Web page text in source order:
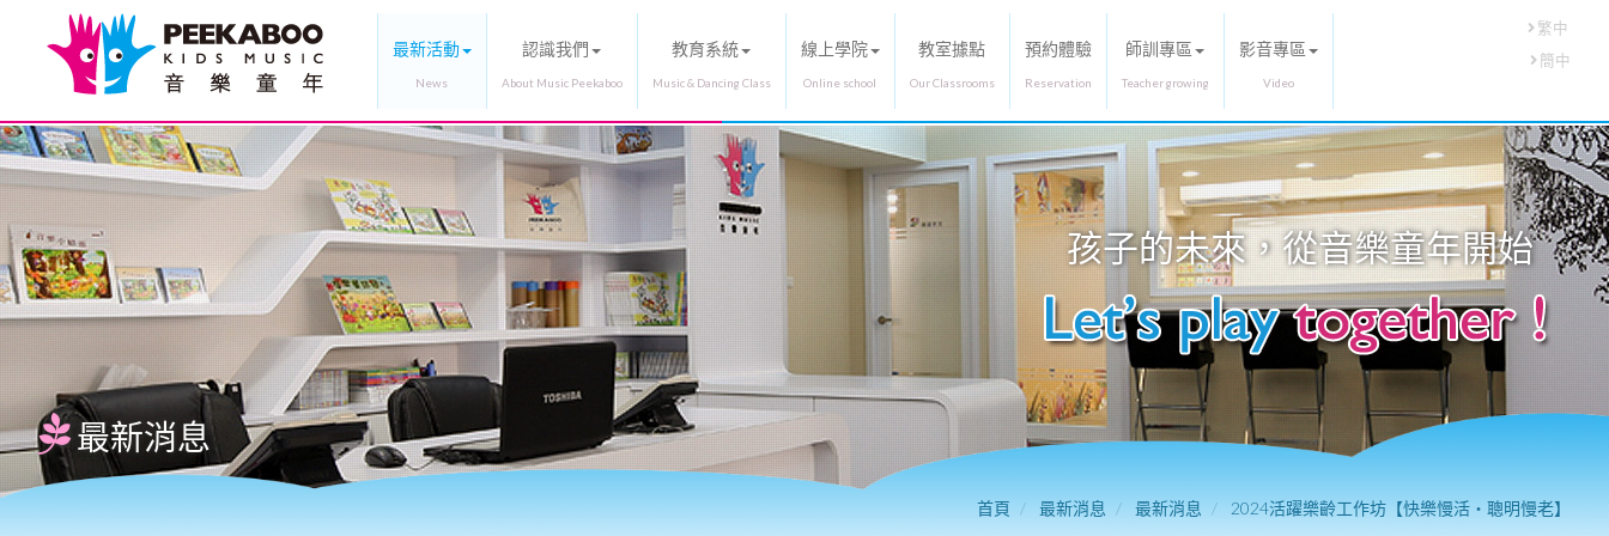
繁中
簡中
最新活動 認識我們 教育系統 線上學院 教室據點 預約體驗 師訓專區 影音專區
孩子的未來，從音樂童年開始
首頁 最新消息 最新消息 2024活躍樂齡工作坊【快樂慢活・聰明慢老】
最新消息